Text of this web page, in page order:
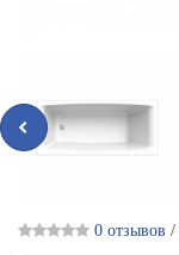
0 отзывов /